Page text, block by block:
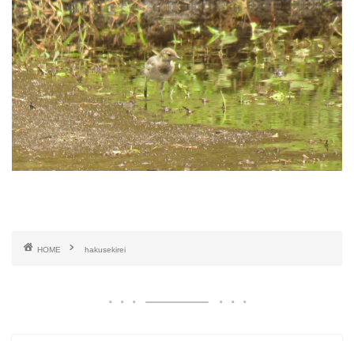
HOME hakusekirei